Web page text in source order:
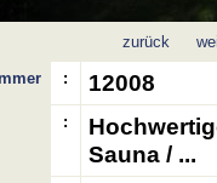
zurück
: 12008
:
Sauna / ...